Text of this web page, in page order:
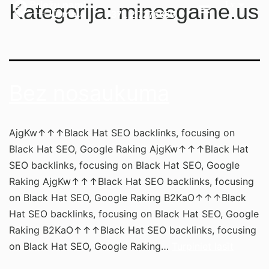
+371 2 7276869
Kategorija: minesgame.us
AjgKw↑↑↑Black Hat SEO backlinks, focusing on
Black Hat SEO, Google Raking AjgKw↑↑↑Black Hat
SEO backlinks, focusing on Black Hat SEO, Google
Raking AjgKw↑↑↑Black Hat SEO backlinks, focusing
on Black Hat SEO, Google Raking B2KaO↑↑↑Black
Hat SEO backlinks, focusing on Black Hat SEO, Google
Raking B2KaO↑↑↑Black Hat SEO backlinks, focusing
on Black Hat SEO, Google Raking…